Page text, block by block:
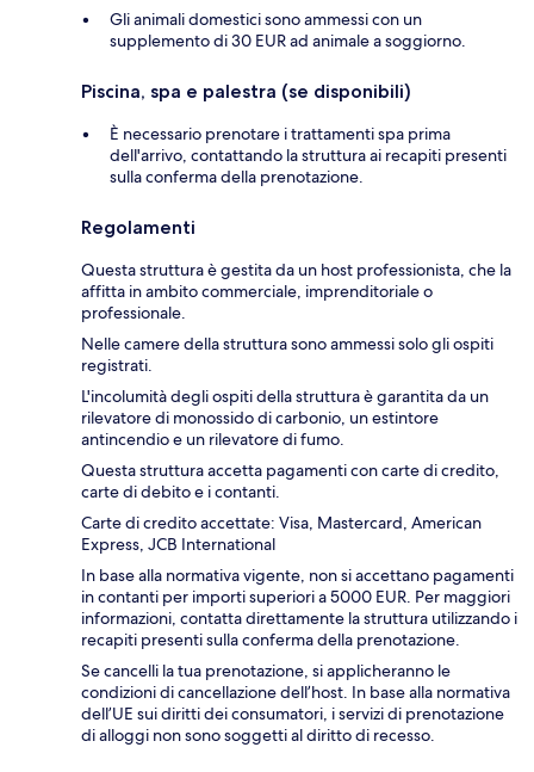
Gli animali domestici sono ammessi con un
supplemento di 30 EUR ad animale a soggiorno.
Piscina, spa e palestra (se disponibili)
È necessario prenotare i trattamenti spa prima
dell'arrivo, contattando la struttura ai recapiti presenti
sulla conferma della prenotazione.
Regolamenti
Questa struttura è gestita da un host professionista, che la
affitta in ambito commerciale, imprenditoriale o
professionale.
Nelle camere della struttura sono ammessi solo gli ospiti
registrati.
L'incolumità degli ospiti della struttura è garantita da un
rilevatore di monossido di carbonio, un estintore
antincendio e un rilevatore di fumo.
Questa struttura accetta pagamenti con carte di credito,
carte di debito e i contanti.
Carte di credito accettate: Visa, Mastercard, American
Express, JCB International
In base alla normativa vigente, non si accettano pagamenti
in contanti per importi superiori a 5000 EUR. Per maggiori
informazioni, contatta direttamente la struttura utilizzando i
recapiti presenti sulla conferma della prenotazione.
Se cancelli la tua prenotazione, si applicheranno le
condizioni di cancellazione dell’host. In base alla normativa
dell’UE sui diritti dei consumatori, i servizi di prenotazione
di alloggi non sono soggetti al diritto di recesso.